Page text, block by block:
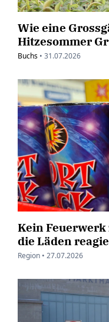
Wie eine
Hitzesommer
Buchs • 31.07.2026
Kein Feuerwerk
die Läden
Region • 27.07.2026